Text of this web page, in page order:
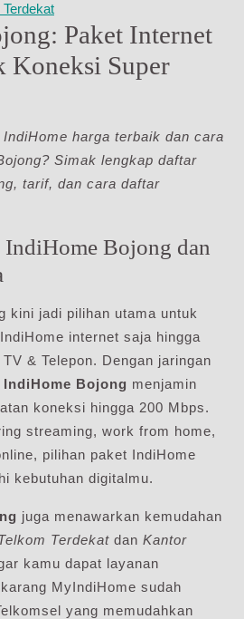
Paket Internet
Koneksi Super
harga terbaik dan cara
Simak lengkap daftar
tarif, dan cara daftar
Bojong dan
kini jadi pilihan utama untuk
internet saja hingga
& Telepon. Dengan jaringan
IndiHome Bojong menjamin
koneksi hingga 200 Mbps.
streaming, work from home,
pilihan paket IndiHome
kebutuhan digitalmu.
juga menawarkan kemudahan
Terdekat dan Kantor
kamu dapat layanan
MyIndiHome sudah
yang memudahkan